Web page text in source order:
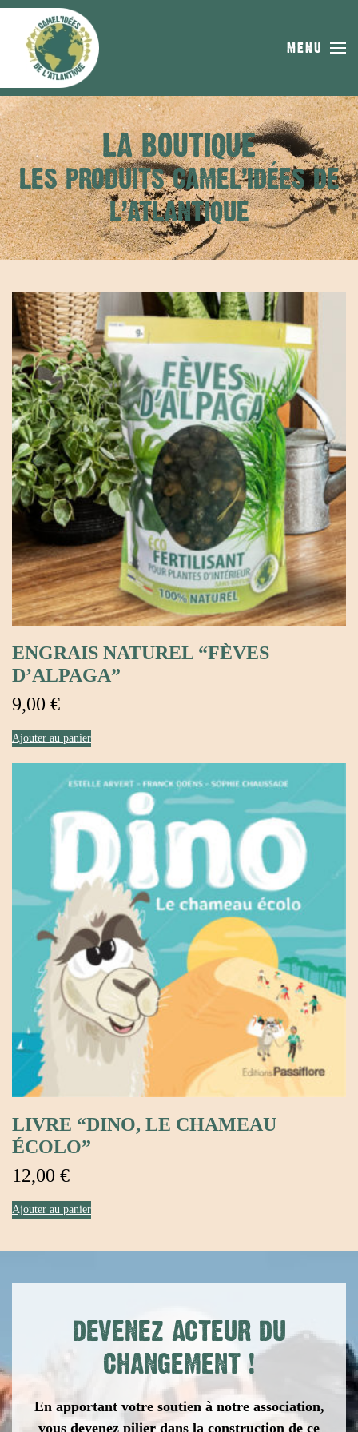
Skip to main content
MENU
LA BOUTIQUE
LES PRODUITS CAMEL’IDÉES DE
L’ATLANTIQUE
ENGRAIS NATUREL “FÈVES
D’ALPAGA”
9,00 €
Ajouter au panier
LIVRE “DINO, LE CHAMEAU
ÉCOLO”
12,00 €
Ajouter au panier
DEVENEZ ACTEUR DU
CHANGEMENT !
En apportant votre soutien à notre association,
vous devenez pilier dans la construction de ce